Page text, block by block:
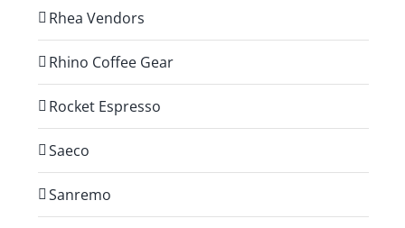
Rhea Vendors
Rhino Coffee Gear
Rocket Espresso
Saeco
Sanremo